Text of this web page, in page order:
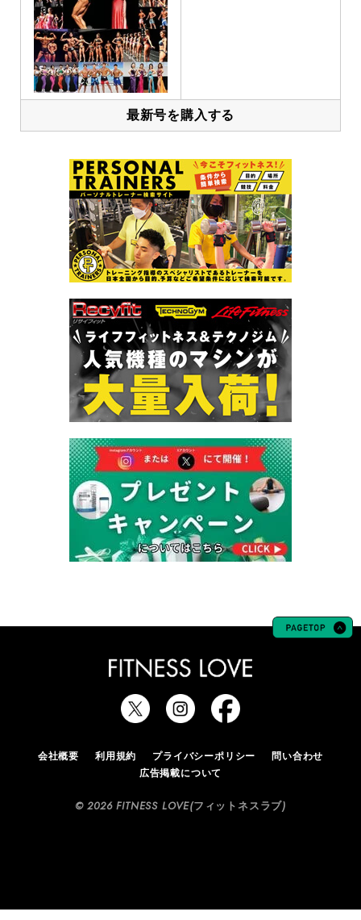
最新号を購入する
会社概要 利用規約 プライバシーポリシー
問い合わせ
広告掲載について
© 2026 FITNESS LOVE(フィットネスラブ)